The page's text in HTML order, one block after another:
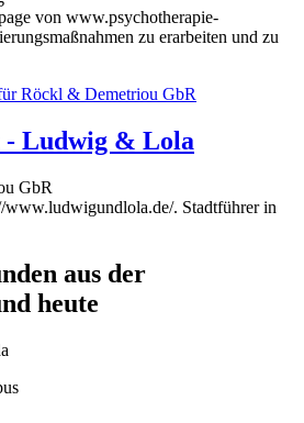
von www.psychotherapie-
zu erarbeiten und zu
- Ludwig & Lola
GbR
www.ludwigundlola.de/. Stadtführer in
aus der
heute